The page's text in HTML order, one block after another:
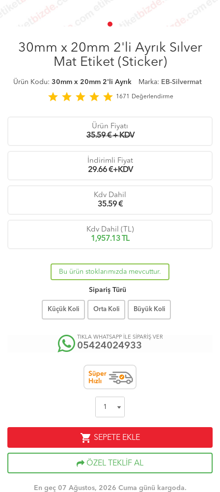
30mm x 20mm 2'li Ayrık Sılver
Mat Etiket (Sticker)
Ürün Kodu: 30mm x 20mm 2'li Ayrık Marka: EB-Silvermat
star star star star star 1671 Değerlendirme
Ürün Fiyatı
35.59 € + KDV
İndirimli Fiyat
29.66€+KDV
Kdv Dahil
35.59€
Kdv Dahil (TL)
1,957.13 TL
Bu ürün stoklarımızda mevcuttur.
Sipariş Türü
Küçük Koli Orta Koli Büyük Koli
TIKLA WHATSAPP İLE SİPARİŞ VER
05424024933
shopping_cart SEPETE EKLE
ÖZEL TEKLİF AL
En geç 07 Ağustos, 2026 Cuma günü kargoda.